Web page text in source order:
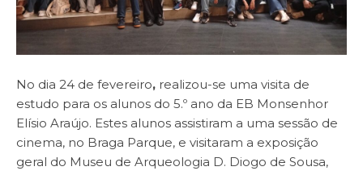
No dia 24 de fevereiro, realizou-se uma visita de
estudo para os alunos do 5.º ano da EB Monsenhor
Elísio Araújo. Estes alunos assistiram a uma sessão de
cinema, no Braga Parque, e visitaram a exposição
geral do Museu de Arqueologia D. Diogo de Sousa,